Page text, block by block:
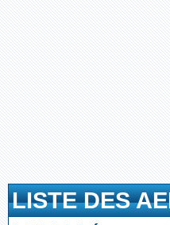
LISTE DES